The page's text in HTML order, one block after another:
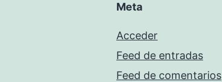
Meta
Acceder
Feed de entradas
Feed de comentarios